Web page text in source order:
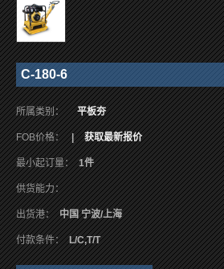
C-180-6
所属类别： 平板夯
FOB价格： | 获取最新报价
最小起订量： 1件
供货能力：
出货港： 中国 宁波/上海
付款条件： L/C,T/T